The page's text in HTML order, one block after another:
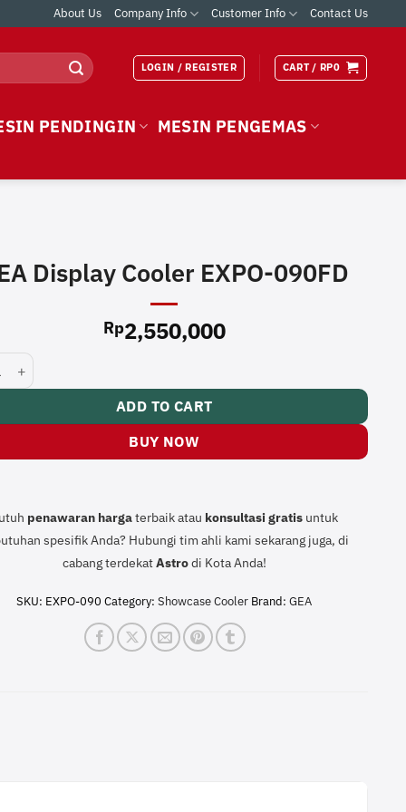
About Us Company Info Customer Info Contact Us
LOGIN / REGISTER CART / RP0
PENDINGIN
MESIN PENGEMAS
Display Cooler EXPO-090FD
Rp2,550,000
Cooler EXPO-090FD quantity
ADD TO CART
BUY NOW
penawaran hargaterbaik atau konsultasigratis untuk
spesifik Anda? Hubungi tim ahli kami sekarang juga, di
cabang terdekatAstrodi Kota Anda!
SKU: EXPO-090 Category:Showcase Cooler Brand:GEA